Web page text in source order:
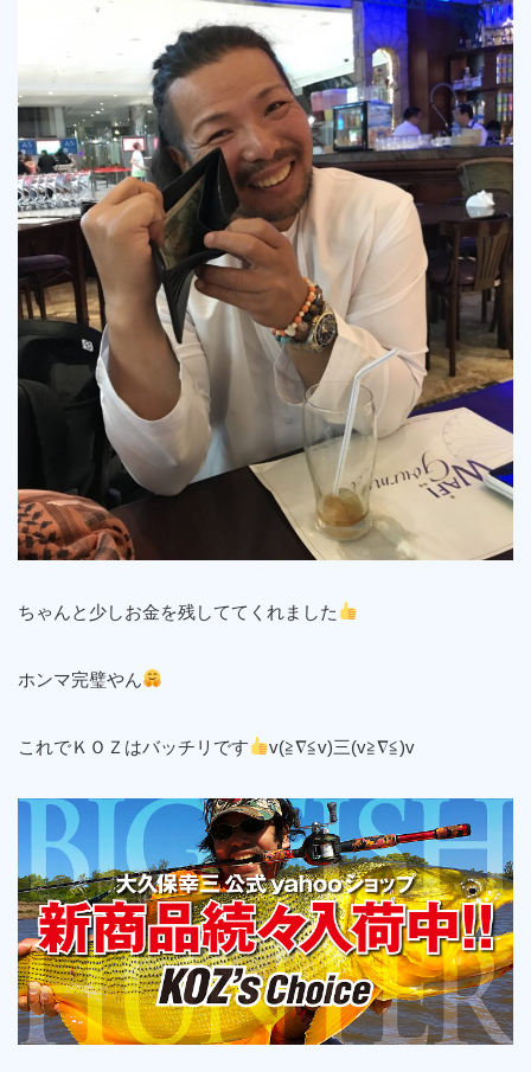
ちゃんと少しお金を残しててくれました
ホンマ完璧やん
これでＫＯＺはバッチリです v(≧∇≦v)三(v≧∇≦)v